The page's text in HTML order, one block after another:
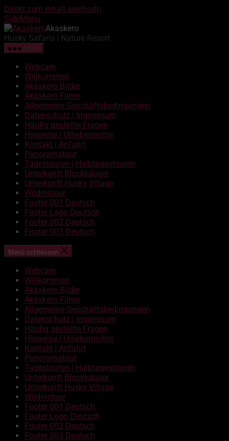
Direkt zum Inhalt wechseln
SideMenu
Akaskero
Husky Safaris | Nature Resort
Webcam
Willkommen
Äkäskero Bilder
Äkäskero Filme
Allgemeine Geschäftsbedingungen
Datenschutz | Impressum
Häufig gestellte Fragen
Hinweise | Urheberrechte
Kontakt | Anfahrt
Panoramatour
Tagestouren | Halbtagestouren
Unterkunft Blockhäuser
Unterkunft Husky Village
Wildnistour
Footer 001 Deutsch
Footer Logo Deutsch
Footer 002 Deutsch
Footer 003 Deutsch
Menü schliessen
Webcam
Willkommen
Äkäskero Bilder
Äkäskero Filme
Allgemeine Geschäftsbedingungen
Datenschutz | Impressum
Häufig gestellte Fragen
Hinweise | Urheberrechte
Kontakt | Anfahrt
Panoramatour
Tagestouren | Halbtagestouren
Unterkunft Blockhäuser
Unterkunft Husky Village
Wildnistour
Footer 001 Deutsch
Footer Logo Deutsch
Footer 002 Deutsch
Footer 003 Deutsch